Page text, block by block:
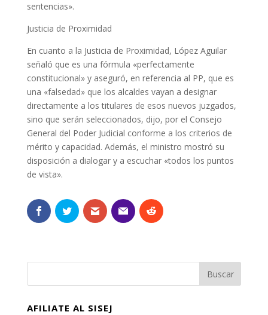
sentencias».
Justicia de Proximidad
En cuanto a la Justicia de Proximidad, López Aguilar
señaló que es una fórmula «perfectamente
constitucional» y aseguró, en referencia al PP, que es
una «falsedad» que los alcaldes vayan a designar
directamente a los titulares de esos nuevos juzgados,
sino que serán seleccionados, dijo, por el Consejo
General del Poder Judicial conforme a los criterios de
mérito y capacidad. Además, el ministro mostró su
disposición a dialogar y a escuchar «todos los puntos
de vista».
AFILIATE AL SISEJ